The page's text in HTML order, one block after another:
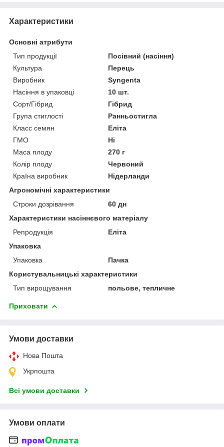
Характеристики
Основні атрибути
Тип продукції
Посівний (насіння)
Культура
Перець
Виробник
Syngenta
Насіння в упаковці
10 шт.
Сорт/Гібрид
Гібрид
Група стиглості
Ранньостигла
Класс семян
Еліта
ГМО
Ні
Маса плоду
270 г
Колір плоду
Червоний
Країна виробник
Нідерланди
Агрономічні характеристики
Строки дозрівання
60 дн
Характеристики насіннєвого матеріалу
Репродукція
Еліта
Упаковка
Упаковка
Пачка
Користувальницькі характеристики
Тип вирощування
польове, тепличне
Приховати
Умови доставки
Нова Пошта
Укрпошта
Всі умови доставки
Умови оплати